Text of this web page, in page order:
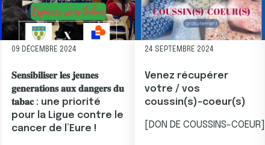
09 DÉCEMBRE 2024
𝐒𝐞𝐧𝐬𝐢𝐛𝐢𝐥𝐢𝐬𝐞𝐫 𝐥𝐞𝐬 𝐣𝐞𝐮𝐧𝐞𝐬
𝐠𝐞𝐧𝐞𝐫𝐚𝐭𝐢𝐨𝐧𝐬 𝐚𝐮𝐱 𝐝𝐚𝐧𝐠𝐞𝐫𝐬 𝐝𝐮
𝐭𝐚𝐛𝐚𝐜 : une priorité
pour la Ligue contre le
cancer de l’Eure !
24 SEPTEMBRE 2024
Venez récupérer
votre / vos
coussin(s)-coeur(s)
[DON DE COUSSINS-